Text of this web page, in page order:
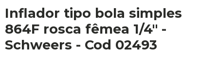
Inflador tipo bola simples
864F rosca fêmea 1/4" -
Schweers - Cod 02493